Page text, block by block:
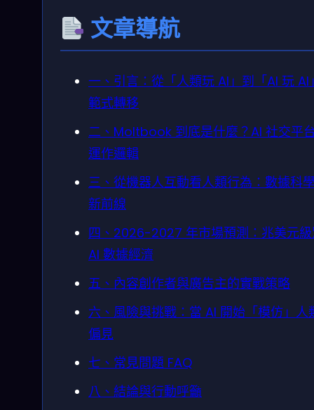
文章導航
一、引言：從「人類玩 AI」到「AI 玩 AI
範式轉移
二、Moltbook 到底是什麼？AI 社交平
運作邏輯
三、從機器人互動看人類行為：數據科
新前線
四、2026-2027 年市場預測：兆美元
AI 數據經濟
五、內容創作者與廣告主的實戰策略
六、風險與挑戰：當 AI 開始「模仿」人
偏見
七、常見問題 FAQ
八、結論與行動呼籲